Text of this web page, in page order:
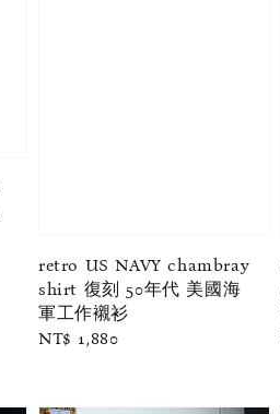
retro US NAVY chambray
shirt 復刻 50年代 美國海
軍工作襯衫
Regular
NT$ 1,880